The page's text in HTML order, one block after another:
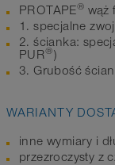
PROTAPE® wąż
1. specjalne
2. ścianka:
PUR®)
3. Grubość
WARIANTY
inne wymiary i
przezroczysty z